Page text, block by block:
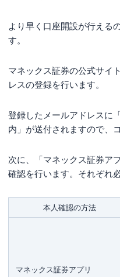
より早く口座開設が行える
す。
マネックス証券の公式サイ
レスの登録を行います。
登録したメールアドレスに
内」が送付されますので、
次に、「マネックス証券ア
確認を行います。それぞれ
本人確認の方法
マネックス証券アプリ